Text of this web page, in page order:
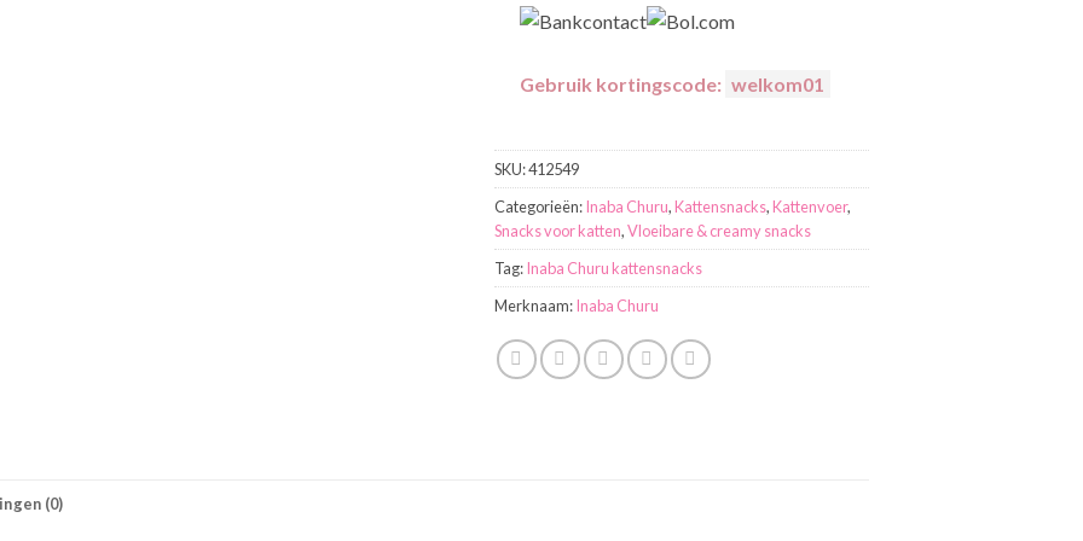
Gebruik kortingscode: welkom01
SKU:412549
Categorieën:Inaba Churu,Kattensnacks,Kattenvoer,
Snacks voor katten,Vloeibare & creamy snacks
Tag:Inaba Churu kattensnacks
Merknaam:Inaba Churu
(0)